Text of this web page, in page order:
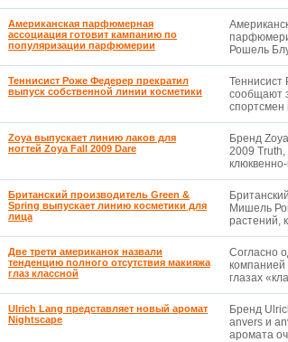
Американская парфюмерная
ассоциация готовит кампанию по
популяризации парфюмерии
Рошель
Теннисист Роже Федерер прекратил
выпуск собственной линии косметики
Теннисист
сообщают
спортсмен
Zoya выпускает линию лаков для
ногтей Zoya Fall 2009 Dare
Бренд
2009
Британский производитель Green &
Spring выпускает линию косметики для
лица
Мишель
растений,
Две трети американок назвали
тенденцию полного отсутствия макияжа
глаз классной
Согласно
компанией
глазах
Ulrich Lang представляет новый аромат
Nightscape
Бренд
anvers и
аромата